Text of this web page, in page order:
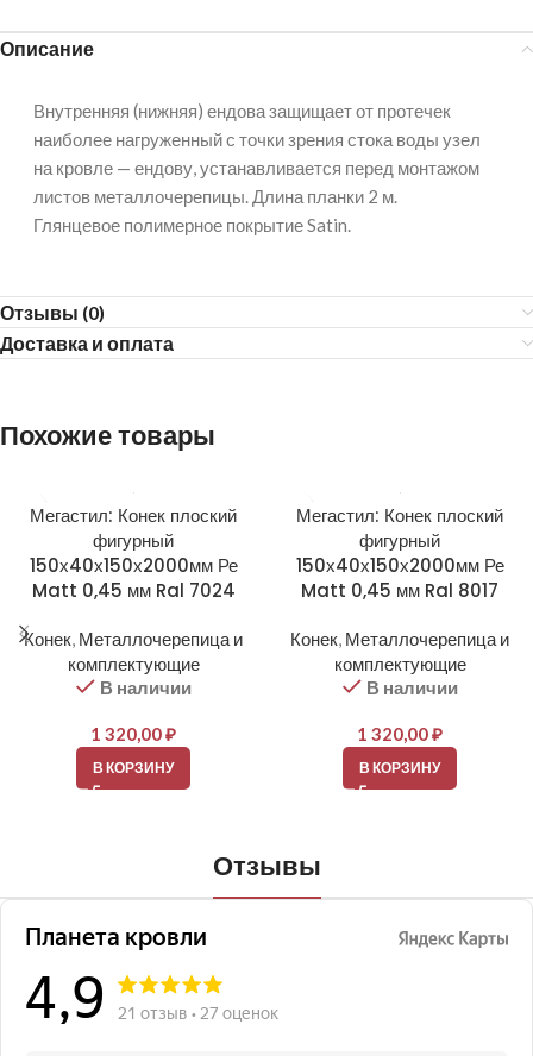
Описание
Внутренняя (нижняя) ендова защищает от протечек
наиболее нагруженный с точки зрения стока воды узел
на кровле — ендову, устанавливается перед монтажом
листов металлочерепицы. Длина планки 2 м.
Глянцевое полимерное покрытие Satin.
Отзывы (0)
Доставка и оплата
Похожие товары
Мегастил: Конек плоский
фигурный
150х40х150х2000мм Ре
Matt 0,45 мм Ral 7024
Конек, Металлочерепица и
комплектующие
В наличии
1 320,00₽
В КОРЗИНУ
Мегастил: Конек плоский
фигурный
150х40х150х2000мм Ре
Matt 0,45 мм Ral 8017
Конек, Металлочерепица и
комплектующие
В наличии
1 320,00₽
В КОРЗИНУ
Отзывы